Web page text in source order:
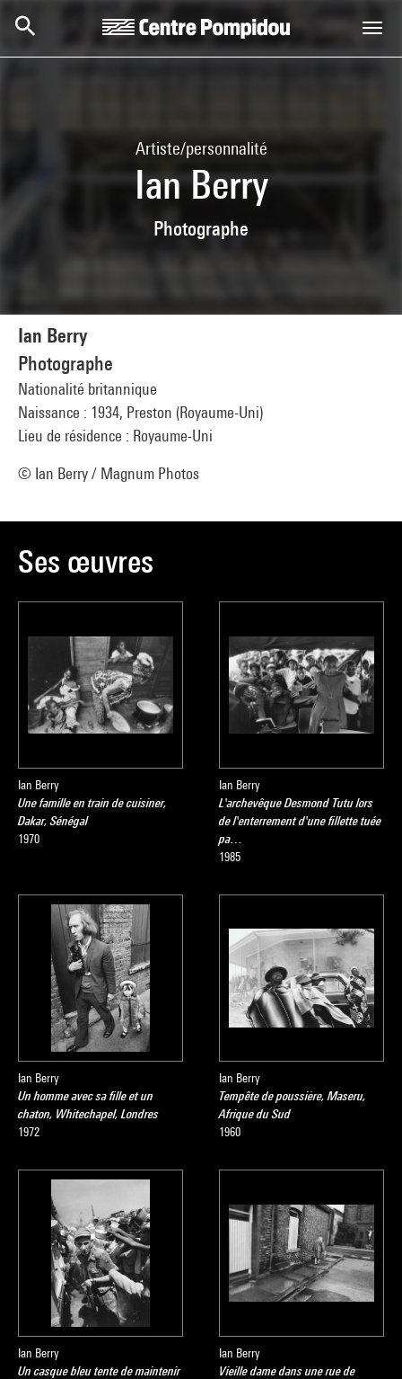
Artiste/personnalité
Ian Berry
Photographe
Ian Berry
Photographe
Nationalité britannique
Naissance : 1934, Preston (Royaume-Uni)
Lieu de résidence : Royaume-Uni
© Ian Berry / Magnum Photos
Ses œuvres
Ian Berry
Une famille en train de cuisiner,
Dakar, Sénégal
1970
Ian Berry
L'archevêque Desmond Tutu lors
de l'enterrement d'une fillette tuée
pa…
1985
Ian Berry
Un homme avec sa fille et un
chaton, Whitechapel, Londres
1972
Ian Berry
Tempête de poussière, Maseru,
Afrique du Sud
1960
Ian Berry
Un casque bleu tente de maintenir
Ian Berry
Vieille dame dans une rue de